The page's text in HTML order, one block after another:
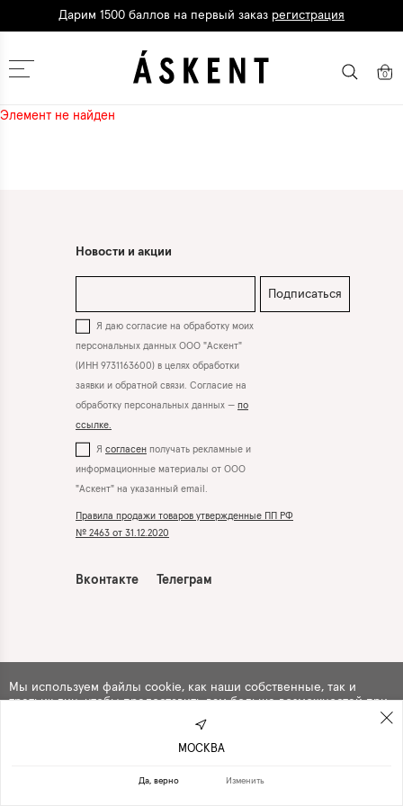
Дарим 1500 баллов на первый заказ регистрация
Москва 0
Элемент не найден
Новости и акции
Подписаться
Я даю согласие на обработку моих
персональных данных ООО "Аскент"
(ИНН 9731163600) в целях обработки
заявки и обратной связи. Согласие на
обработку персональных данных — по
ссылке.
Я согласен получать рекламные и
информационные материалы от ООО
"Аскент" на указанный email.
Правила продажи товаров утвержденные ПП РФ
№ 2463 от 31.12.2020
Вконтакте Телеграм
Мы используем файлы cookie, как наши собственные, так и
третьих лиц, чтобы предоставить вам больше возможностей при
использовании сайта. Продолжая навигацию по сайту, вы
с их использованием .
МОСКВА
Да, верно Изменить